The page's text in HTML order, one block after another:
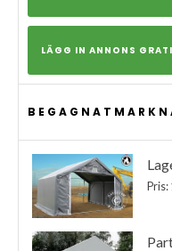
LÄGG IN ANNONS
Pris: